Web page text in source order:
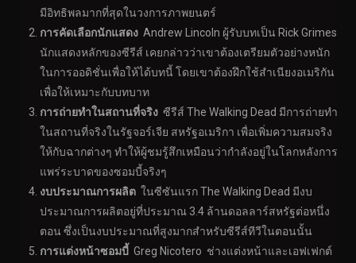
มีอิทธิพลมากที่สุดในวงการภาพยนตร์
การคัดเลือกนักแสดง Andrew Lincoln ผู้รับบทเป็น Rick Grimes
นักแสดงหลักของซีรีส์ เคยกล่าวว่าเขาต้องเตรียมตัวอย่างหนัก
ในการออดิชั่นเพื่อให้ได้บทนี้ โดยเขาต้องฝึกใช้สำเนียงอเมริกัน
เพื่อให้เหมาะกับบทบาท
การถ่ายทำในสถานที่จริง ซีรีส์ The Walking Dead มีการถ่ายทำ
ในสถานที่จริงในรัฐจอร์เจีย สหรัฐอเมริกา เพื่อเพิ่มความสมจริง
ให้กับฉากต่างๆ ทำให้ผู้ชมรู้สึกเหมือนว่ากำลังอยู่ในโลกหลังการ
แพร่ระบาดของซอมบี้จริงๆ
งบประมาณการผลิต ในซีซันแรก The Walking Dead มีงบ
ประมาณการผลิตอยู่ที่ประมาณ 3.4 ล้านดอลลาร์สหรัฐต่อหนึ่ง
ตอน ซึ่งเป็นงบประมาณที่สูงมากสำหรับซีรีส์ทีวีในตอนนั้น
การแต่งหน้าซอมบี้ Greg Nicotero ช่างแต่งหน้าและเอฟเฟกต์